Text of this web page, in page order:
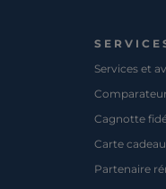
Services et
Comparateur
Cagnotte
Carte
Partenaire